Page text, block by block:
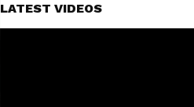
LATEST VIDEOS